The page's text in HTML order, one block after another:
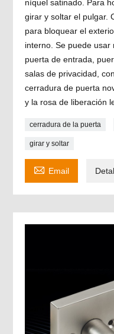
níquel satinado. Para
girar y soltar el pulgar.
para bloquear el
interno. Se puede usar
puerta de entrada,
salas de privacidad,
cerradura de puerta
y la rosa de liberación
cerradura de la puerta
girar y soltar
 Email